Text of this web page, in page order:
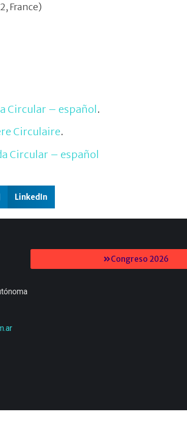
France)
Circular – español.
Circulaire.
Circular – español
LinkedIn
Congreso 2026